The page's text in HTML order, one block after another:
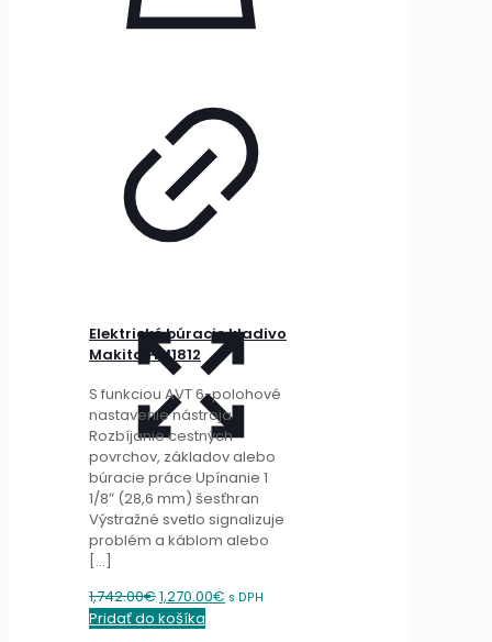
Elektrické búracie kladivo
Makita HM1812
S funkciou AVT 6-polohové
nastavenie nástroja
Rozbíjanie cestných
povrchov, základov alebo
búracie práce Upínanie 1
1/8″ (28,6 mm) šesťhran
Výstražné svetlo signalizuje
problém a káblom alebo
[…]
1,742.00€Original
price
1,270.00€ Current
s DPH
Pridať do košíka